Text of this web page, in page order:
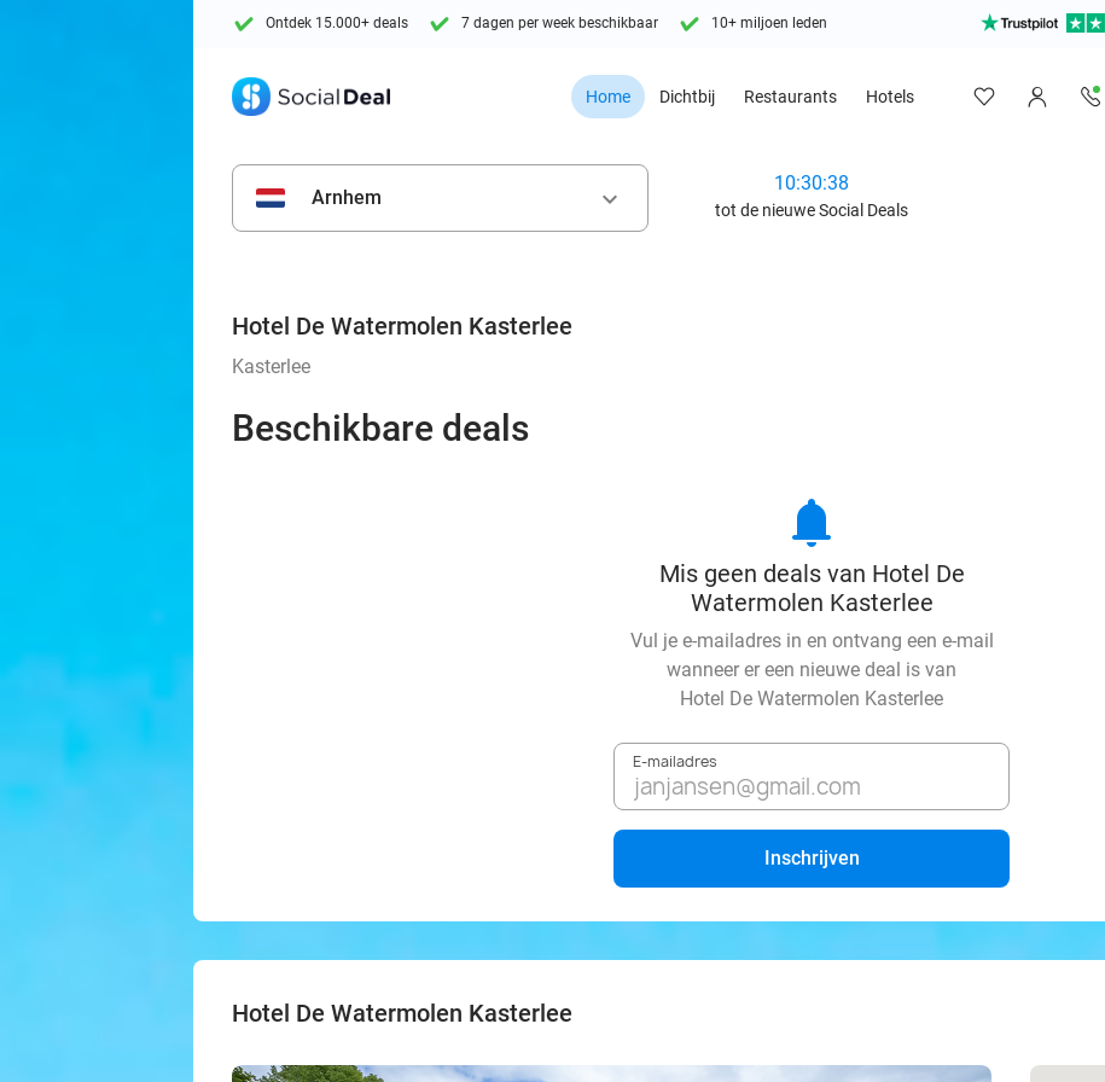
Ontdek 15.000+ deals 7 dagen per week beschikbaar 10+ miljoen leden
Home Dichtbij Restaurants Hotels
Arnhem keyboard_arrow_down
10:30:36
tot de nieuwe Social Deals
Hotel De Watermolen Kasterlee
Kasterlee
Beschikbare deals
notifications
Mis geen deals van Hotel De
Watermolen Kasterlee
Vul je e-mailadres in en ontvang een e-mail
wanneer er een nieuwe deal is van
Hotel De Watermolen Kasterlee
E-mailadres
Inschrijven
Hotel De Watermolen Kasterlee